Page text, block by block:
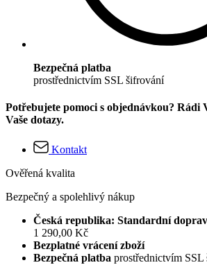
Bezpečná platba
prostřednictvím SSL šifrování
Potřebujete pomoci s objednávkou? Rádi
Vaše dotazy.
Kontakt
Ověřená kvalita
Bezpečný a spolehlivý nákup
Česká republika: Standardní
1 290,00 Kč
Bezplatné vrácení zboží
Bezpečná platba prostřednictvím SSL